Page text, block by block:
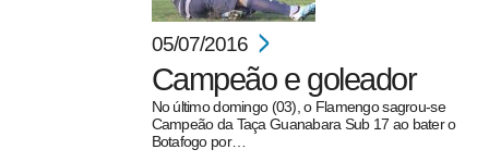
05/07/2016
Campeão e goleador
No último domingo (03), o Flamengo sagrou-se
Campeão da Taça Guanabara Sub 17 ao bater o
Botafogo por…